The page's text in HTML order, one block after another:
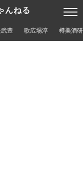
んねる
豊 歌広場淳 樽美酒